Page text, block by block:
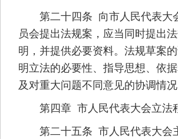
第二十四条 向市人民代表大
员会提出法规案，应当同时提出
明，并提供必要资料。法规草案
明立法的必要性、指导思想、依
及对重大问题不同意见的协调情况
第四章 市人民代表大会立法
第二十五条 市人民代表大会